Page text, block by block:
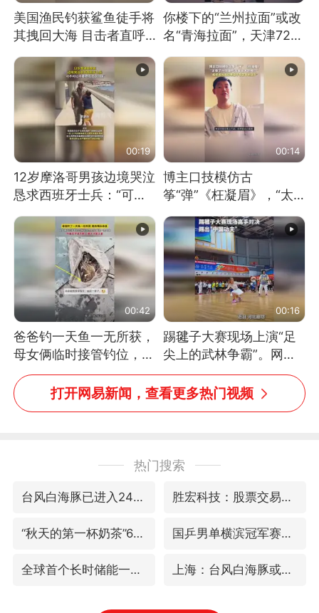
美国渔民钓获鲨鱼徒手将
其拽回大海 目击者直呼
消息）
你楼下的“兰州拉面”或改
名“青海拉面”，天津72家
00:19
12岁摩洛哥男孩边境哭泣
恳求西班牙士兵：“可不
00:14
博主口技模仿古
筝“弹”《枉凝眉》，“太
吗？”“或将成为首位考级
不带古筝的选手。”（来
源：新华每日电讯）
00:42
爸爸钓一天鱼一无所获，
母女俩临时接管钓位，用
玩具鱼竿钓上大鱼
00:16
踢毽子大赛现场上演“足
尖上的武林争霸”。网
友：这哪是踢毽子，分明
是武侠片现场！#睡个好
打开网易新闻，查看更多热门视频
热门搜索
台风白海豚已进入24小时警戒线 胜宏科技：股票交易异常波动
“秋天的第一杯奶茶”6岁了 国乒男单横滨冠军赛全军覆没
全球首个长时储能一体化产业园量产 上海：台风白海豚或将带来龙卷风